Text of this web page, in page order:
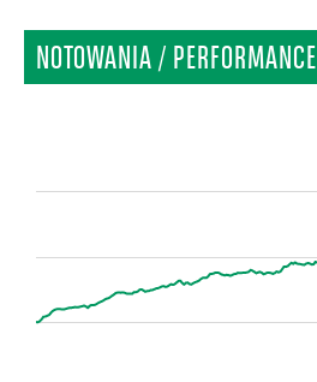
NOTOWANIA / PERFORMANCE